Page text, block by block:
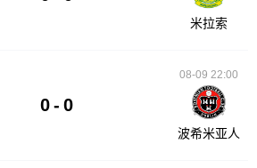
米拉索
0 - 0
08-09 22:00
波希米亚人